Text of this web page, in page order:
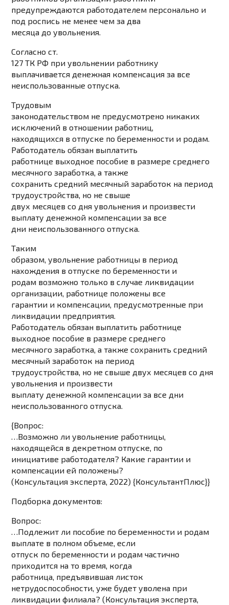
предупреждаются работодателем персонально и
под роспись не менее чем за два
месяца до увольнения.
Согласно ст.
127 ТК РФ при увольнении работнику
выплачивается денежная компенсация за все
неиспользованные отпуска.
Трудовым
законодательством не предусмотрено никаких
исключений в отношении работниц,
находящихся в отпуске по беременности и родам.
Работодатель обязан выплатить
работнице выходное пособие в размере среднего
месячного заработка, а также
сохранить средний месячный заработок на период
трудоустройства, но не свыше
двух месяцев со дня увольнения и произвести
выплату денежной компенсации за все
дни неиспользованного отпуска.
Таким
образом, увольнение работницы в период
нахождения в отпуске по беременности и
родам возможно только в случае ликвидации
организации, работнице положены все
гарантии и компенсации, предусмотренные при
ликвидации предприятия.
Работодатель обязан выплатить работнице
выходное пособие в размере среднего
месячного заработка, а также сохранить средний
месячный заработок на период
трудоустройства, но не свыше двух месяцев со дня
увольнения и произвести
выплату денежной компенсации за все дни
неиспользованного отпуска.
{Вопрос:
…Возможно ли увольнение работницы,
находящейся в декретном отпуске, по
инициативе работодателя? Какие гарантии и
компенсации ей положены?
(Консультация эксперта, 2022) {КонсультантПлюс}}
Подборка документов:
Вопрос:
…Подлежит ли пособие по беременности и родам
выплате в полном объеме, если
отпуск по беременности и родам частично
приходится на то время, когда
работница, предъявившая листок
нетрудоспособности, уже будет уволена при
ликвидации филиала? (Консультация эксперта,